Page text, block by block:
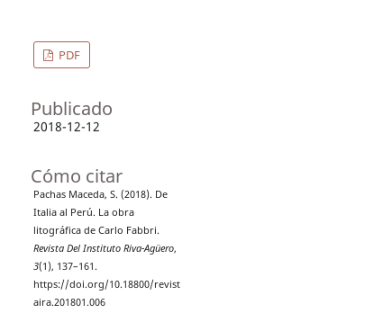
PDF
Publicado
2018-12-12
Cómo citar
Pachas Maceda, S. (2018). De
Italia al Perú. La obra
litográfica de Carlo Fabbri.
Revista Del Instituto Riva-Agüero,
3(1), 137–161.
https://doi.org/10.18800/revist
aira.201801.006